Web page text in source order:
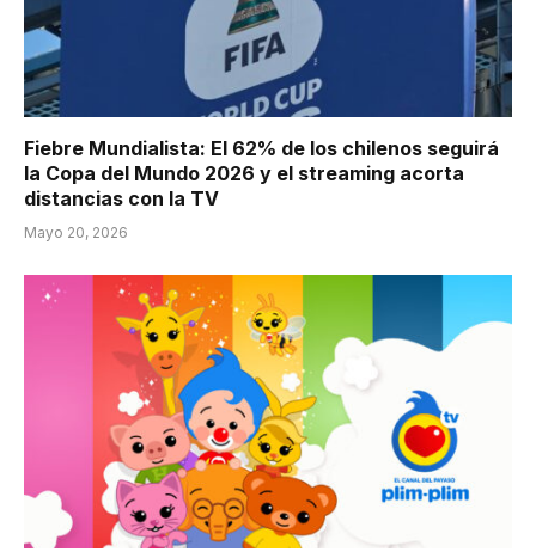
Fiebre Mundialista: El 62% de los chilenos seguirá
la Copa del Mundo 2026 y el streaming acorta
distancias con la TV
Mayo 20, 2026